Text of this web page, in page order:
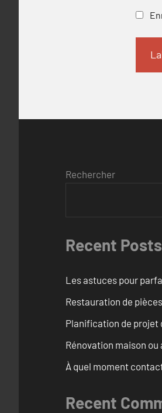
Rechercher
Recent Posts
Les astuces pour
Restauration de
Planification de projet
Rénovation maison
À quel moment
Recent